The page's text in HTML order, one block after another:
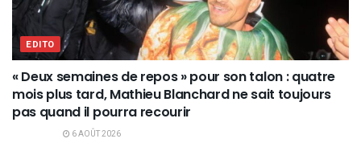
EDITO
« Deux semaines de repos » pour son talon : quatre
mois plus tard, Mathieu Blanchard ne sait toujours
pas quand il pourra recourir
6 AOÛT 2026